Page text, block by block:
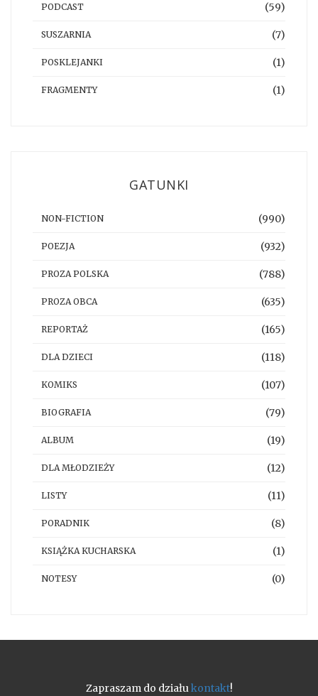
PODCAST (59)
SUSZARNIA (7)
POSKLEJANKI (1)
FRAGMENTY (1)
GATUNKI
NON-FICTION (990)
POEZJA (932)
PROZA POLSKA (788)
PROZA OBCA (635)
REPORTAŻ (165)
DLA DZIECI (118)
KOMIKS (107)
BIOGRAFIA (79)
ALBUM (19)
DLA MŁODZIEŻY (12)
LISTY (11)
PORADNIK (8)
KSIĄŻKA KUCHARSKA (1)
NOTESY (0)
Zapraszam do działukontakt!